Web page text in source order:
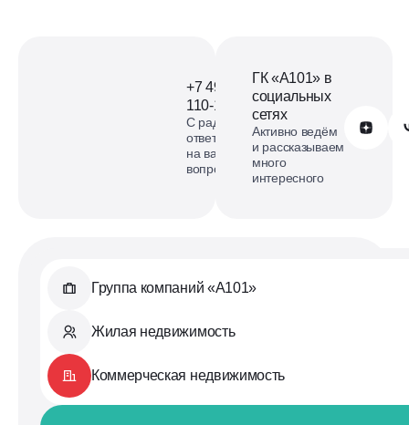
+7 499
110-18-73
С радостью
ответим
на ваши
вопросы
Обратиться в А101
ГК «А101» в
социальных
сетях
Активно ведём
и рассказываем
много
интересного
Группа компаний «А101»
Жилая недвижимость
Коммерческая недвижимость